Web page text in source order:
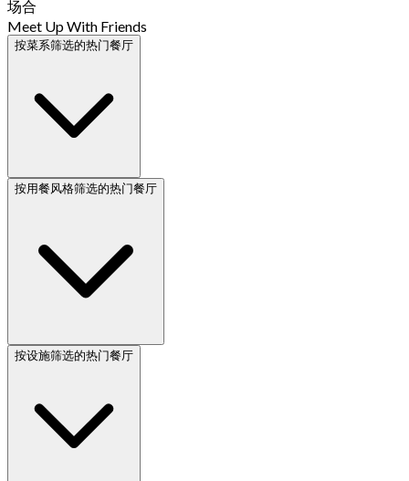
场合
Meet Up With Friends
按菜系筛选的热门餐厅
按用餐风格筛选的热门餐厅
按设施筛选的热门餐厅